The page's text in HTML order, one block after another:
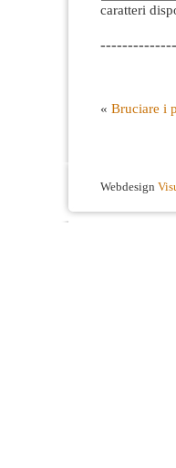
caratteri
« Bruciare i
Webdesign